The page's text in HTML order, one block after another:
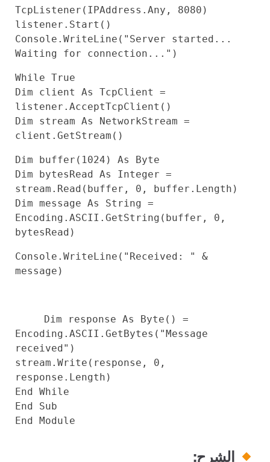
TcpListener(IPAddress.Any, 8080 )
listener.Start()
Console.WriteLine( "Server started...
Waiting for connection..." )
While True
Dim client As
TcpClient =
listener.AcceptTcpClient()
Dim stream As
NetworkStream =
client.GetStream()
Dim buffer( 1024 ) As
Byte
Dim bytesRead As Integer =
stream.Read(buffer, 0 , buffer.Length)
Dim message As String =
Encoding.ASCII.GetString(buffer, 0 ,
bytesRead)
Console.WriteLine( "Received: "
&
message)
Dim response As Byte () =
Encoding.ASCII.GetBytes( "Message
received" )
stream.Write(response, 0 ,
response.Length)
End
While
End
Sub
End
Module
الشرح: